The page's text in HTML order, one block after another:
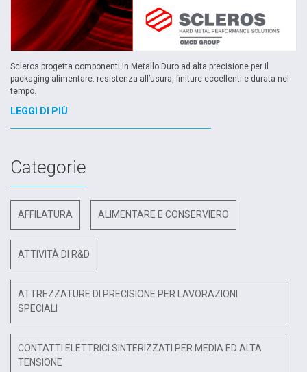
Scleros progetta componenti in Metallo Duro ad alta precisione per il
packaging alimentare: resistenza all’usura, finiture eccellenti e durata nel
tempo.
LEGGI DI PIÙ
Categorie
AFFILATURA ALIMENTARE E CONSERVIERO
ATTIVITÀ DI R&D
ATTREZZATURE DI PRECISIONE PER LAVORAZIONI
SPECIALI
CONTATTI ELETTRICI SINTERIZZATI PER MEDIA ED ALTA
TENSIONE